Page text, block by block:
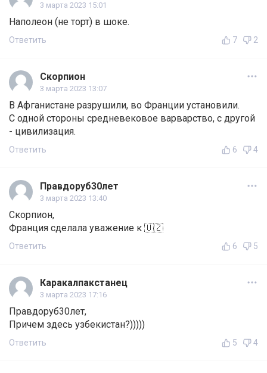
3 марта 2023 15:01
Наполеон (не торт) в шоке.
Ответить 7 2
Скорпион
3 марта 2023 13:07
В Афганистане разрушили, во Франции установили.
С одной стороны средневековое варварство, с другой
- цивилизация.
Ответить 6 4
Правдоруб30лет
3 марта 2023 13:40
Скорпион,
Франция сделала уважение к 🇺🇿
Ответить 6 5
Каракалпакстанец
3 марта 2023 17:16
Правдоруб30лет,
Причем здесь узбекистан?)))))
Ответить 5 4